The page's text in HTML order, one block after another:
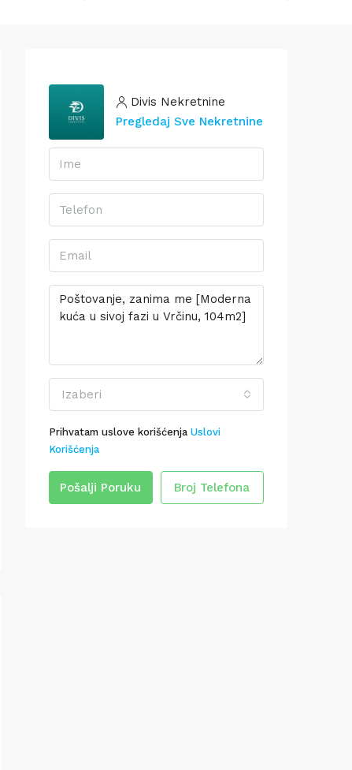
Divis Nekretnine
Pregledaj Sve Nekretnine
Izaberi
Prihvatam uslove korišćenja Uslovi
Korišćenja
Pošalji Poruku Broj Telefona